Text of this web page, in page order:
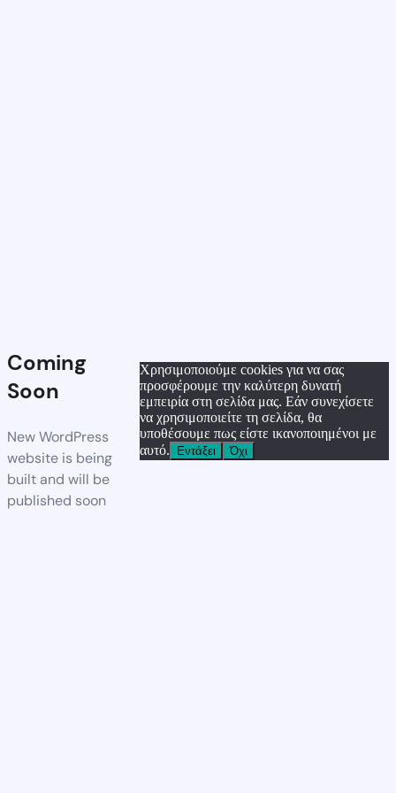
Coming
Soon
New WordPress
website is being
built and will be
published soon
Χρησιμοποιούμε cookies για να σας
προσφέρουμε την καλύτερη δυνατή
εμπειρία στη σελίδα μας. Εάν συνεχίσετε
να χρησιμοποιείτε τη σελίδα, θα
υποθέσουμε πως είστε ικανοποιημένοι με
αυτό.
Εντάξει Όχι